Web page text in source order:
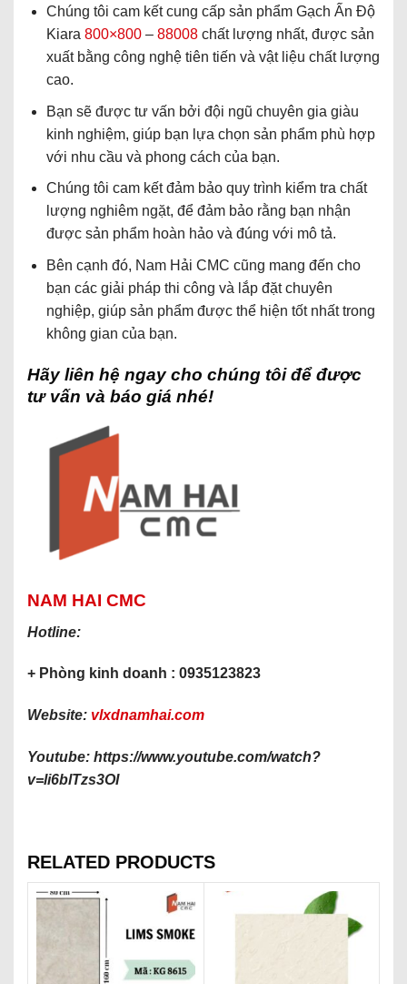
Chúng tôi cam kết cung cấp sản phẩm Gạch Ấn Độ
Kiara 800×800– 88008chất lượng nhất, được sản
xuất bằng công nghệ tiên tiến và vật liệu chất lượng
cao.
Bạn sẽ được tư vấn bởi đội ngũ chuyên gia giàu
kinh nghiệm, giúp bạn lựa chọn sản phẩm phù hợp
với nhu cầu và phong cách của bạn.
Chúng tôi cam kết đảm bảo quy trình kiểm tra chất
lượng nghiêm ngặt, để đảm bảo rằng bạn nhận
được sản phẩm hoàn hảo và đúng với mô tả.
Bên cạnh đó, Nam Hải CMC cũng mang đến cho
bạn các giải pháp thi công và lắp đặt chuyên
nghiệp, giúp sản phẩm được thể hiện tốt nhất trong
không gian của bạn.
Hãy liên hệ ngay cho chúng tôi để được
tư vấn và báo giá nhé!
NAM HAI CMC
Hotline:
+ Phòng kinh doanh : 0935123823
Website: vlxdnamhai.com
Youtube: https://www.youtube.com/watch?
v=li6blTzs3OI
RELATED PRODUCTS